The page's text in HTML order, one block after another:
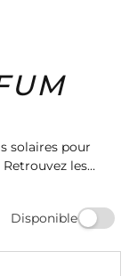
Bons
Plans
solaires pour
les
Marionnaud
de détente
Disponible